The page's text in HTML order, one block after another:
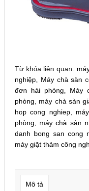
Từ khóa liên quan:
nghiệp, Máy chà sàn
đơn hải phòng
Máy
phòng
máy chà sàn
hop cong nghiep,
phòng
máy chà sàn
danh bong san cong
máy giặt thảm công
Mô tả